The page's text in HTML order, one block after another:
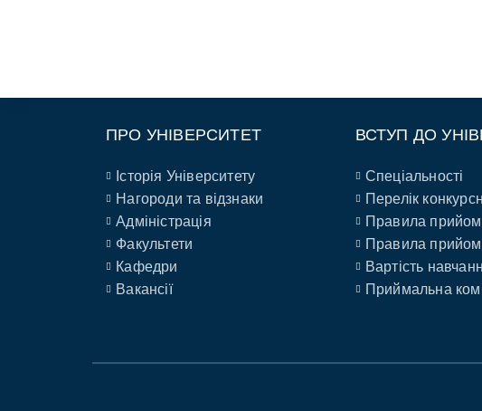
ПРО УНІВЕРСИТЕТ
Історія Університету
Нагороди та відзнаки
Адміністрація
Факультети
Кафедри
Вакансії
ВСТУП ДО
Спеціальності
Перелік
Правила
Правила
Вартість
Приймальна